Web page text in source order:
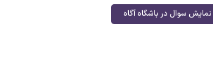
نمایش سوال در باشگاه آگاه